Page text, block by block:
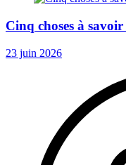
Cinq choses à
23 juin 2026